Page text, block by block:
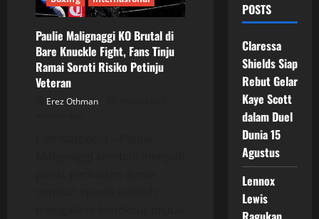
Paulie Malignaggi KO Brutal di
Bare Knuckle Fight, Fans Tinju
Ramai Soroti Risiko Petinju
Veteran
Erez Othman
POSTS
Claressa
Shields Siap
Rebut Gelar
Kaye Scott
dalam Duel
Dunia 15
Agustus
Lennox
Lewis